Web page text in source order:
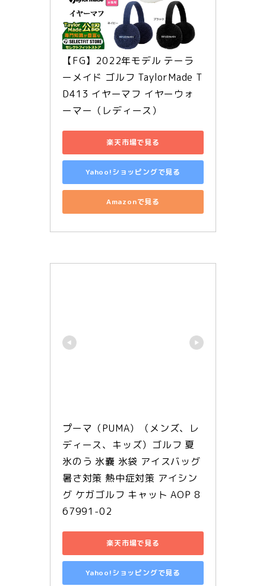
【FG】2022年モデル テーラ
ーメイド ゴルフ TaylorMade T
D413 イヤーマフ イヤーウォ
ーマー（レディース）
楽天市場で見る
Yahoo!ショッピングで見る
Amazonで見る
プーマ（PUMA）（メンズ、レ
ディース、キッズ）ゴルフ 夏
氷のう 氷嚢 氷袋 アイスバッグ
暑さ対策 熱中症対策 アイシン
グ ケガゴルフ キャット AOP 8
67991-02
楽天市場で見る
Yahoo!ショッピングで見る